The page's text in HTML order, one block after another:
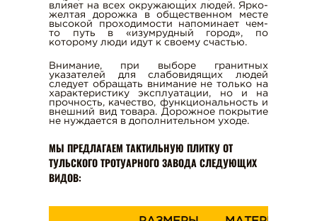
влияет на всех окружающих людей. Ярко-
желтая дорожка в общественном месте
высокой проходимости напоминает чем-
то путь в «изумрудный город», по
которому люди идут к своему счастью.
Внимание, при выборе гранитных
указателей для слабовидящих людей
следует обращать внимание не только на
характеристику эксплуатации, но и на
прочность, качество, функциональность и
внешний вид товара. Дорожное покрытие
не нуждается в дополнительном уходе.
МЫ ПРЕДЛАГАЕМ ТАКТИЛЬНУЮ ПЛИТКУ ОТ
ТУЛЬСКОГО ТРОТУАРНОГО ЗАВОДА СЛЕДУЮЩИХ
ВИДОВ: